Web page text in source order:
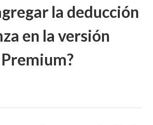
la deducción
en la versión